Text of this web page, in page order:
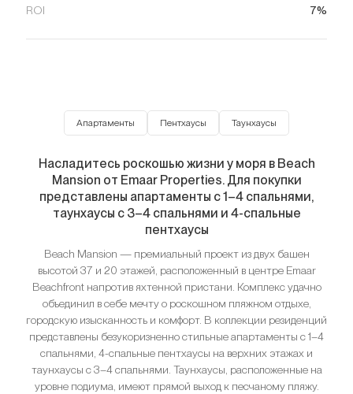
ROI 7%
Апартаменты Пентхаусы Таунхаусы
Насладитесь роскошью жизни у моря в Beach
Mansion от Emaar Properties. Для покупки
представлены апартаменты с 1–4 спальнями,
таунхаусы с 3–4 спальнями и 4-спальные
пентхаусы
Beach Mansion — премиальный проект из двух башен
высотой 37 и 20 этажей, расположенный в центре Emaar
Beachfront напротив яхтенной пристани. Комплекс удачно
объединил в себе мечту о роскошном пляжном отдыхе,
городскую изысканность и комфорт. В коллекции резиденций
представлены безукоризненно стильные апартаменты с 1–4
спальнями, 4-спальные пентхаусы на верхних этажах и
таунхаусы с 3–4 спальнями. Таунхаусы, расположенные на
уровне подиума, имеют прямой выход к песчаному пляжу.